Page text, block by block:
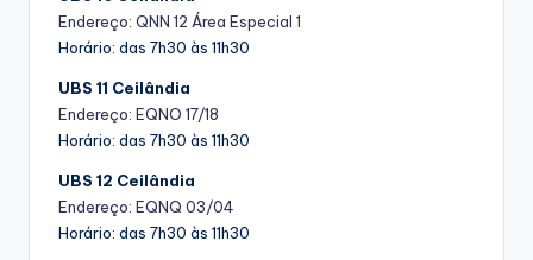
Endereço: QNN 12 Área Especial 1
Horário: das 7h30 às 11h30
UBS 11 Ceilândia
Endereço: EQNO 17/18
Horário: das 7h30 às 11h30
UBS 12 Ceilândia
Endereço: EQNQ 03/04
Horário: das 7h30 às 11h30